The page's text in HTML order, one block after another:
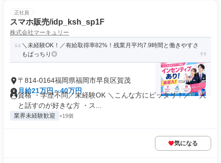
正社員
スマホ販売/idp_ksh_sp1F
株式会社マーキュリー
＼未経験OK！／有給取得率82%！残業月平均7.9時間と働きやすさ
もばっちり◎
〒814-0164福岡県福岡市早良区賀茂
月給21万円～40万円
資格 ・学歴不問／未経験OK ＼こんな方にピッタリ！／ ・人
と話すのが好きな方 ・ス...
業界未経験歓迎 +19個
気になる